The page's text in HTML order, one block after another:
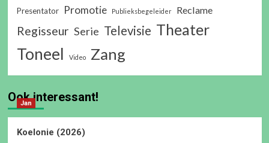
Presentator Promotie Publieksbegeleider Reclame
Regisseur Serie Televisie Theater
Toneel Video Zang
Ook interessant!
Jan
Koelonie (2026)